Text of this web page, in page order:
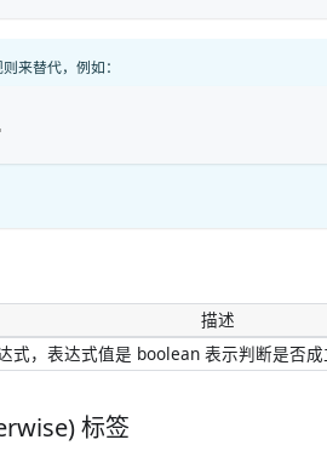
来替代，例如：
描述
式，表达式值是 boolean 表示判断是否
标签